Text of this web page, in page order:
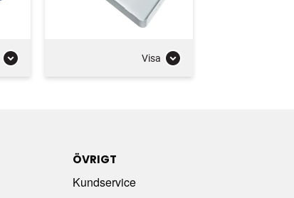
Visa
ÖVRIGT
Kundservice